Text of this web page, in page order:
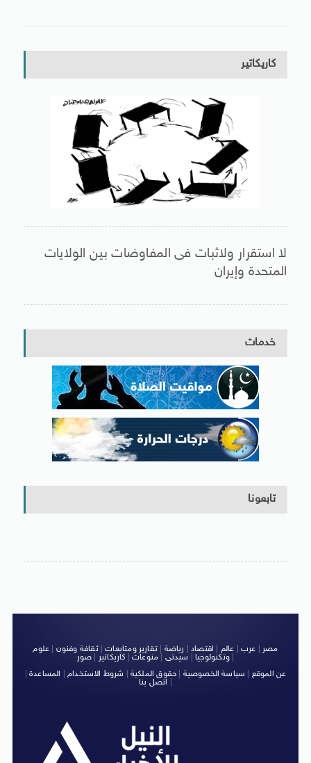
كاريكاتير
لا استقرار ولاثبات فى المفاوضات بين الولايات
المتحدة وإيران
خدمات
تابعونا
مصر عرب عالم اقتصاد رياضة |تقارير ومتابعات|ثقافة وفنون
علوم
وتكنولوجيا| سيدتى منوعات كاريكاتير صور
|
عن الموقع
سياسة الخصوصية حقوق الملكية شروط الاستخدام| المساعدة|
اتصل بنا